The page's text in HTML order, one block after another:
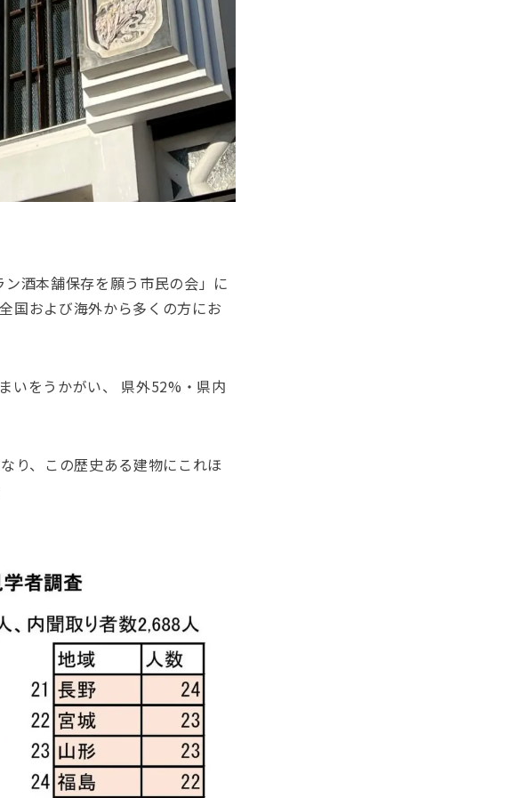
酒本舗保存を願う市民の会」に
国および海外から多くの方にお
いをうかがい、 県外52%・県内
り、この歴史ある建物にこれほ